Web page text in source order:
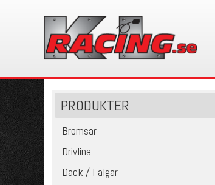
PRODUKTER
Bromsar
Drivlina
Däck / Fälgar